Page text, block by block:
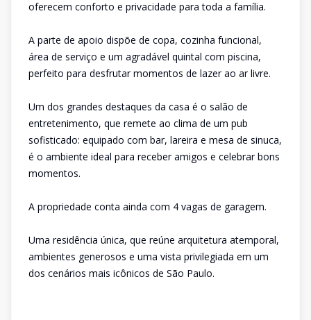
oferecem conforto e privacidade para toda a família.
A parte de apoio dispõe de copa, cozinha funcional,
área de serviço e um agradável quintal com piscina,
perfeito para desfrutar momentos de lazer ao ar livre.
Um dos grandes destaques da casa é o salão de
entretenimento, que remete ao clima de um pub
sofisticado: equipado com bar, lareira e mesa de sinuca,
é o ambiente ideal para receber amigos e celebrar bons
momentos.
A propriedade conta ainda com 4 vagas de garagem.
Uma residência única, que reúne arquitetura atemporal,
ambientes generosos e uma vista privilegiada em um
dos cenários mais icônicos de São Paulo.